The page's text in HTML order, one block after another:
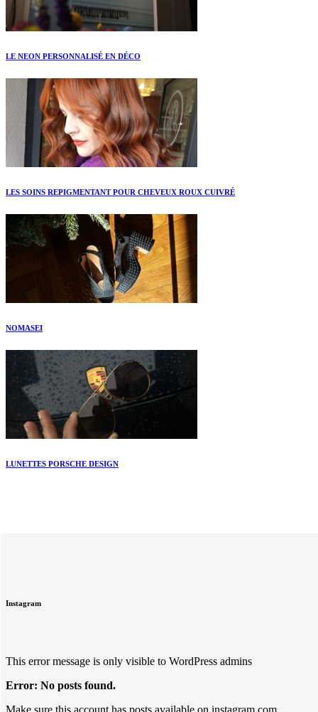
LE NEON PERSONNALISÉ EN DÉCO
LES SOINS REPIGMENTANT POUR CHEVEUX ROUX CUIVRÉ
NOMASEI
LUNETTES PORSCHE DESIGN
Instagram
This error message is only visible to WordPress admins
Error: No posts found.
Make sure this account has posts available on instagram.com.